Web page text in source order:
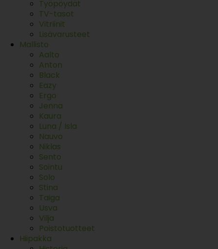
Työpöydät
TV-tasot
Vitriinit
Lisävarusteet
Mallisto
Aalto
Anton
Black
Eazy
Ergo
Jenna
Kaura
Luna / Isla
Nauvo
Niklas
Sento
Sointu
Solo
Stina
Taiga
Usva
Vilja
Poistotuotteet
Hiipakka